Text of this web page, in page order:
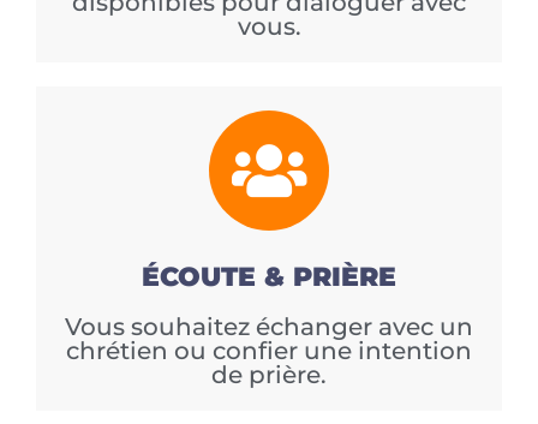
vous.
ÉCOUTE & PRIÈRE
Vous souhaitez échanger avec un
chrétien ou confier une intention
de prière.